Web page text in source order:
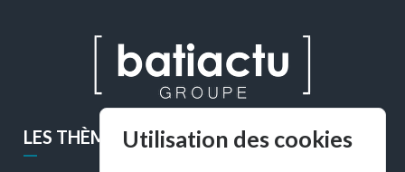
LES THÈMES DU MOMENT
Utilisation des cookies